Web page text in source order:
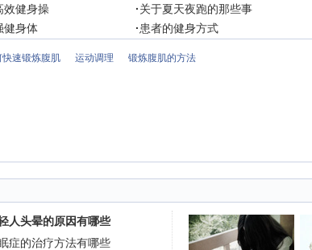
效健身操 ·关于夏天夜跑的那些事
健身体 ·患者的健身方式
快速锻炼腹肌 运动调理 锻炼腹肌的方法
人头晕的原因有哪些
症的治疗方法有哪些